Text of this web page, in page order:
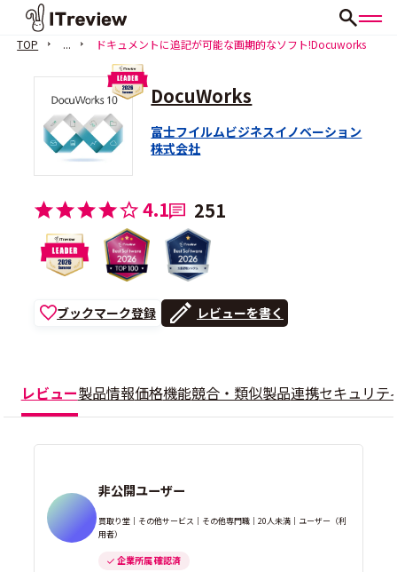
TOP ... ドキュメントに追記が可能な画期的なソフト!Docuworks
DocuWorks
富士フイルムビジネスイノベーション
株式会社
4.1 251
ブックマーク登録 レビューを書く
レビュー製品情報価格機能競合・類似製品連携セキュリテ
非公開ユーザー
買取り堂｜その他サービス｜その他専門職｜20人未満｜ユーザー（利
用者）
企業所属 確認済